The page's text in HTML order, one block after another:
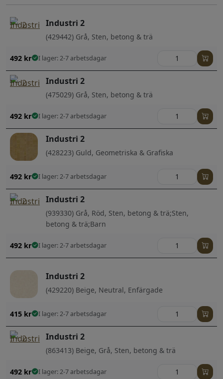
Industri 2
(429442) Grå, Sten, betong & trä
492 kr I lager: 2-7 arbetsdagar
Industri 2
(475029) Grå, Sten, betong & trä
492 kr I lager: 2-7 arbetsdagar
Industri 2
(428223) Guld, Geometriska & Grafiska
492 kr I lager: 2-7 arbetsdagar
Industri 2
(939330) Grå, Röd, Sten, betong & trä;Sten,
betong & trä;Barn
492 kr I lager: 2-7 arbetsdagar
Industri 2
(429220) Beige, Neutral, Enfärgade
415 kr I lager: 2-7 arbetsdagar
Industri 2
(863413) Beige, Grå, Sten, betong & trä
492 kr I lager: 2-7 arbetsdagar